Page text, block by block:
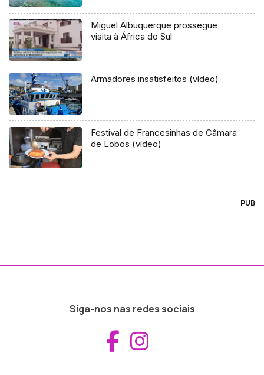
Miguel Albuquerque prossegue
visita à África do Sul
Armadores insatisfeitos (vídeo)
Festival de Francesinhas de Câmara
de Lobos (vídeo)
PUB
Siga-nos nas redes sociais
Aceder ao